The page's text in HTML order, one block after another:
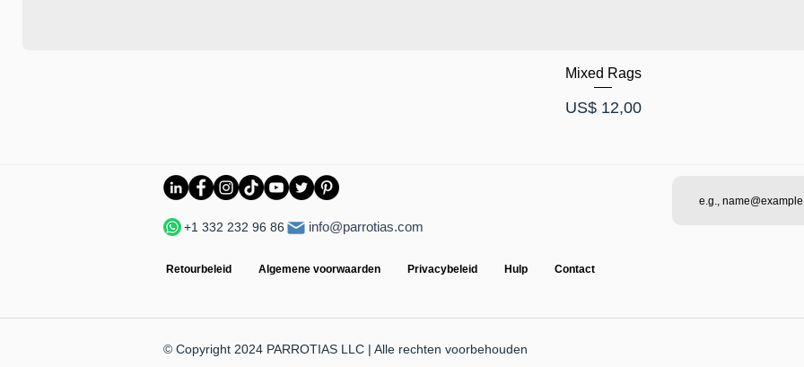
Mixed Rags
Prijs
US$ 12,00
+1 332 232 96 86 info@parrotias.com
Retourbeleid Algemene voorwaarden Privacybeleid Hulp Contact
© Copyright 2024 PARROTIAS LLC | Alle rechten voorbehouden